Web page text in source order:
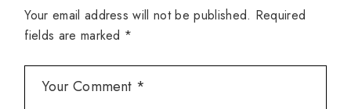
Your email address will not be published. Required
fields are marked *